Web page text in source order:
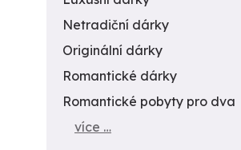
Netradiční dárky
Originální dárky
Romantické dárky
Romantické pobyty pro dva
více …